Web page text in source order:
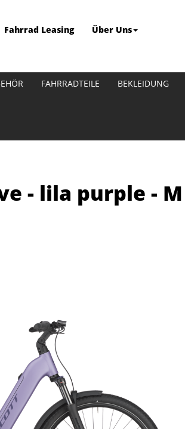
Fahrrad Leasing Über Uns
FAHRRADTEILE BEKLEIDUNG
- lila purple - M